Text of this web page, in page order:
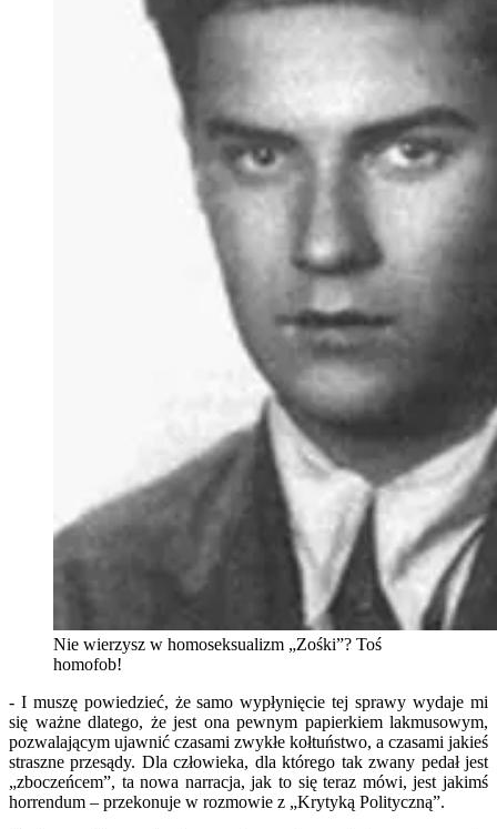
Nie wierzysz w homoseksualizm „Zośki”? Toś
homofob!
- I muszę powiedzieć, że samo wypłynięcie tej sprawy wydaje mi
się ważne dlatego, że jest ona pewnym papierkiem lakmusowym,
pozwalającym ujawnić czasami zwykłe kołtuństwo, a czasami jakieś
straszne przesądy. Dla człowieka, dla którego tak zwany pedał jest
„zboczeńcem”, ta nowa narracja, jak to się teraz mówi, jest jakimś
horrendum – przekonuje w rozmowie z „Krytyką Polityczną”.